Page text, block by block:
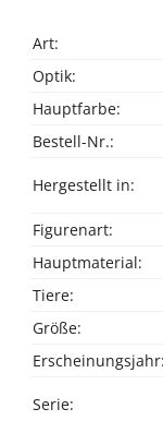
Art:
Optik:
Hauptfarbe:
Bestell-Nr.:
Hergestellt in:
Figurenart:
Hauptmaterial:
Tiere:
Größe:
Erscheinungsjahr:
Serie: